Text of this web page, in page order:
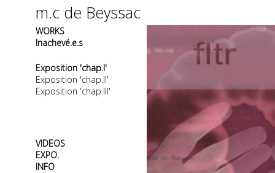
m.c de Beyssac
WORKS
Inachevé.e.s
Exposition 'chap.I'
Exposition 'chap.II'
Exposition 'chap.III'
VIDEOS
EXPO.
INFO